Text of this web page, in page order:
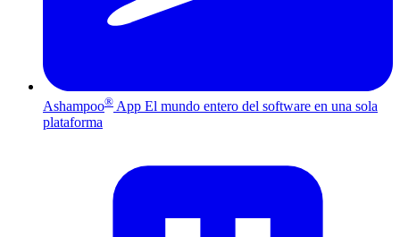
Ashampoo® App El mundo entero del software en una sola
plataforma